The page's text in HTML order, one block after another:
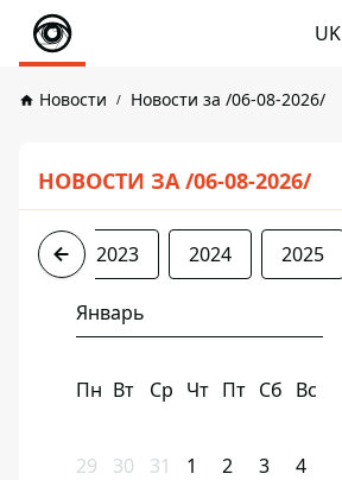
UK
Новости Новости за /06-08-2026/
НОВОСТИ ЗА /06-08-2026/
2022 2023 2024 2025
Январь
Пн Вт Ср Чт Пт Сб Вс
29 30 31 1 2 3 4